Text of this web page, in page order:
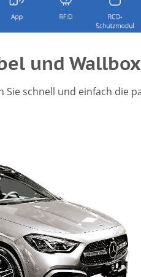
und
Sie schnell und einfach die